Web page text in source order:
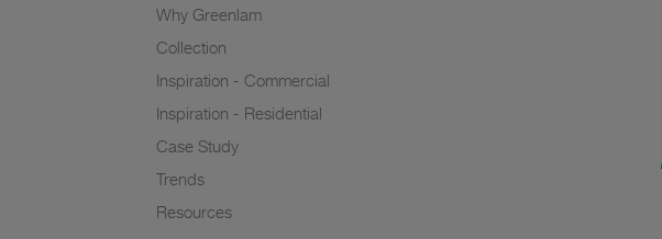
Why Greenlam
Collection
Inspiration - Commercial
Inspiration - Residential
Case Study
Trends
Resources